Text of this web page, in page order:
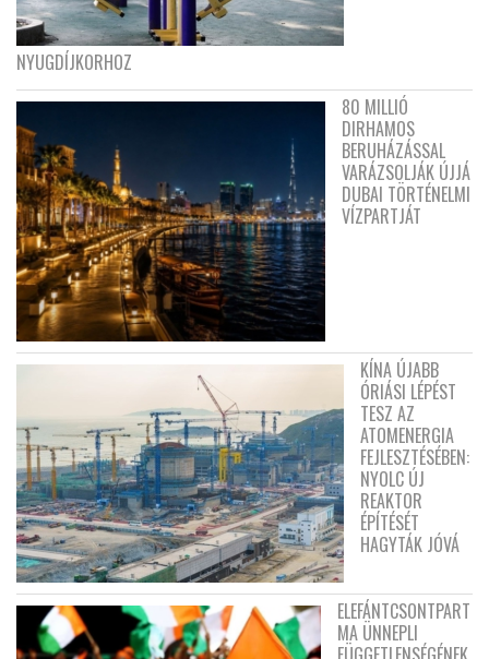
NYUGDÍJKORHOZ
80 MILLIÓ
DIRHAMOS
BERUHÁZÁSSAL
VARÁZSOLJÁK ÚJJÁ
DUBAI TÖRTÉNELMI
VÍZPARTJÁT
KÍNA ÚJABB
ÓRIÁSI LÉPÉST
TESZ AZ
ATOMENERGIA
FEJLESZTÉSÉBEN:
NYOLC ÚJ
REAKTOR
ÉPÍTÉSÉT
HAGYTÁK JÓVÁ
ELEFÁNTCSONTPART
MA ÜNNEPLI